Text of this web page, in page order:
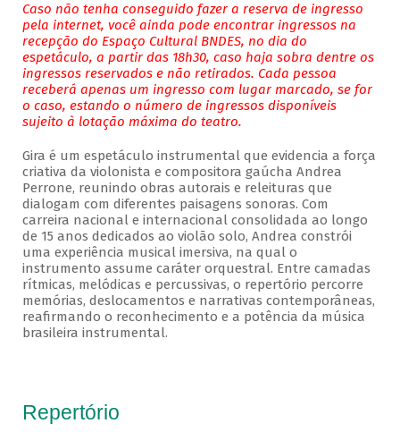
Caso não tenha conseguido fazer a reserva de ingresso
pela internet, você ainda pode encontrar ingressos na
recepção do Espaço Cultural BNDES, no dia do
espetáculo, a partir das 18h30, caso haja sobra dentre os
ingressos reservados e não retirados. Cada pessoa
receberá apenas um ingresso com lugar marcado, se for
o caso, estando o número de ingressos disponíveis
sujeito à lotação máxima do teatro.
Gira é um espetáculo instrumental que evidencia a força
criativa da violonista e compositora gaúcha Andrea
Perrone, reunindo obras autorais e releituras que
dialogam com diferentes paisagens sonoras. Com
carreira nacional e internacional consolidada ao longo
de 15 anos dedicados ao violão solo, Andrea constrói
uma experiência musical imersiva, na qual o
instrumento assume caráter orquestral. Entre camadas
rítmicas, melódicas e percussivas, o repertório percorre
memórias, deslocamentos e narrativas contemporâneas,
reafirmando o reconhecimento e a potência da música
brasileira instrumental.
Repertório